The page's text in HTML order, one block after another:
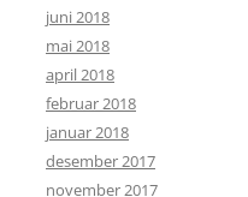
juni 2018
mai 2018
april 2018
februar 2018
januar 2018
desember 2017
november 2017